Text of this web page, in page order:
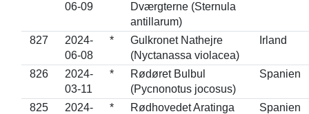
06-09
Dværgterne (Sternula
antillarum)
827
2024-
06-08
*
Gulkronet Nathejre
(Nyctanassa violacea)
Irland
826
2024-
03-11
*
Rødøret Bulbul
(Pycnonotus jocosus)
Spanien
825
2024-
*
Rødhovedet Aratinga
Spanien